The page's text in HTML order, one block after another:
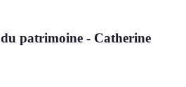
patrimoine - Catherine